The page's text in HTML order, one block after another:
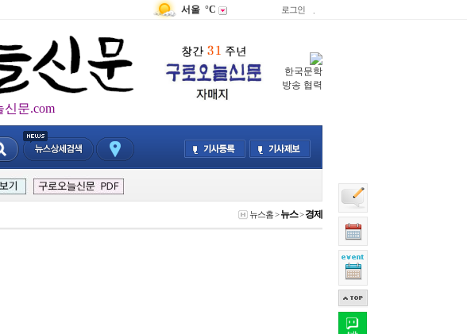
서울 °C 로그인
신문.com
한국문학
방송 협력
뉴스홈>뉴스>경제